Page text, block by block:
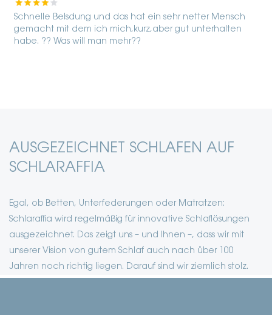
Schnelle Belsdung und das hat ein sehr netter Mensch
gemacht mit dem ich mich,kurz,aber gut unterhalten
habe. ?? Was will man mehr??
AUSGEZEICHNET SCHLAFEN AUF
SCHLARAFFIA
Egal, ob Betten, Unterfederungen oder Matratzen:
Schlaraffia wird regelmäßig für innovative Schlaflösungen
ausgezeichnet. Das zeigt uns – und Ihnen –, dass wir mit
unserer Vision von gutem Schlaf auch nach über 100
Jahren noch richtig liegen. Darauf sind wir ziemlich stolz.